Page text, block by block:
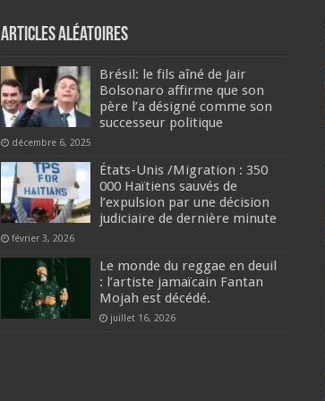
Articles aléatoires
Brésil: le fils aîné de Jair
Bolsonaro affirme que son
père l’a désigné comme son
successeur politique
décembre 6, 2025
États-Unis /Migration : 350
000 Haïtiens sauvés de
l’expulsion par une décision
judiciaire de dernière minute
février 3, 2026
Le monde du reggae en deuil
: l’artiste jamaïcain Fantan
Mojah est décédé.
juillet 16, 2026